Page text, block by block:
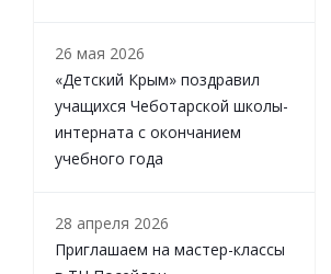
26 мая 2026
«Детский Крым» поздравил
учащихся Чеботарской школы-
интерната с окончанием
учебного года
28 апреля 2026
Приглашаем на мастер-классы